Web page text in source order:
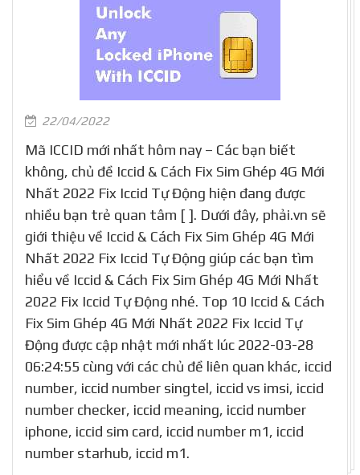
22/04/2022
Mã ICCID mới nhất hôm nay – Các bạn biết
không, chủ đề Iccid & Cách Fix Sim Ghép 4G Mới
Nhất 2022 Fix Iccid Tự Động hiện đang được
nhiều bạn trẻ quan tâm [ ]. Dưới đây, phải.vn sẽ
giới thiệu về Iccid & Cách Fix Sim Ghép 4G Mới
Nhất 2022 Fix Iccid Tự Động giúp các bạn tìm
hiểu về Iccid & Cách Fix Sim Ghép 4G Mới Nhất
2022 Fix Iccid Tự Động nhé. Top 10 Iccid & Cách
Fix Sim Ghép 4G Mới Nhất 2022 Fix Iccid Tự
Động được cập nhật mới nhất lúc 2022-03-28
06:24:55 cùng với các chủ đề liên quan khác, iccid
number, iccid number singtel, iccid vs imsi, iccid
number checker, iccid meaning, iccid number
iphone, iccid sim card, iccid number m1, iccid
number starhub, iccid m1.